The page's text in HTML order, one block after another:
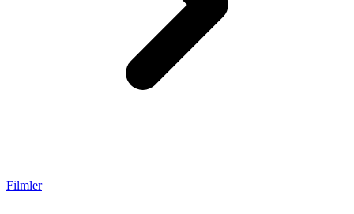
Filmler